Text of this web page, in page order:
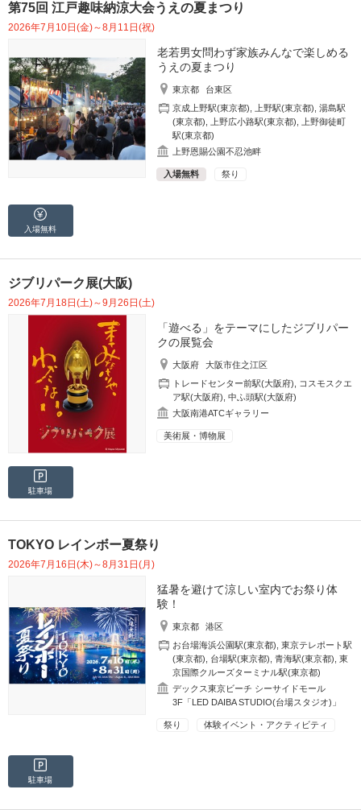
第75回 江戸趣味納涼大会うえの夏まつり
2026年7月10日(金)～8月11日(祝)
老若男女問わず家族みんなで楽しめる
うえの夏まつり
東京都
台東区
京成上野駅(東京都)
上野駅(東京都) ,湯島駅
(東京都)
上野広小路駅(東京都)
上野御徒町
駅(東京都)
上野恩賜公園不忍池畔
入場無料 祭り
入場無料
ジブリパーク展(大阪)
2026年7月18日(土)～9月26日(土)
「遊べる」をテーマにしたジブリパー
クの展覧会
大阪府
大阪市住之江区
トレードセンター前駅(大阪府)
コスモスクエ
ア駅(大阪府) ,中ふ頭駅(大阪府)
大阪南港ATCギャラリー
美術展・博物展
駐車場
TOKYO レインボー夏祭り
2026年7月16日(木)～8月31日(月)
猛暑を避けて涼しい室内でお祭り体
験！
東京都
港区
お台場海浜公園駅(東京都) ,東京テレポート駅
(東京都)
台場駅(東京都) ,青海駅(東京都) ,東
京国際クルーズターミナル駅(東京都)
デックス東京ビーチ シーサイドモール
3F「LED DAIBA STUDIO(台場スタジオ)」
祭り 体験イベント・アクティビティ
駐車場